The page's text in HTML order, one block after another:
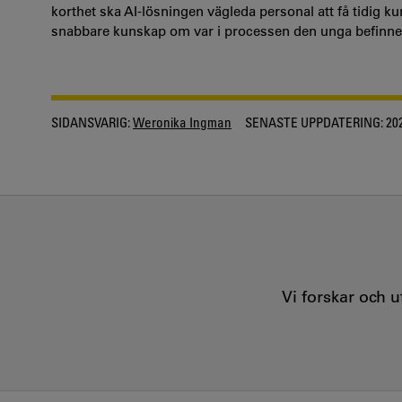
korthet ska AI-lösningen vägleda personal att få tidig
snabbare kunskap om var i processen den unga
SIDANSVARIG:Weronika Ingman SENASTE UPPDATERING:
Vi forskar och